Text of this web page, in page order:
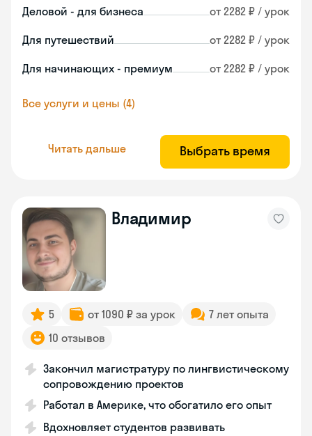
Деловой - для бизнеса от 2282 ₽ / урок
Для путешествий от 2282 ₽ / урок
Для начинающих - премиум от 2282 ₽ / урок
Все услуги и цены (4)
Читать дальше Выбрать время
Владимир
5 от 1090 ₽ за урок
7 лет опыта
10 отзывов
Закончил магистратуру по лингвистическому
сопровождению проектов
Работал в Америке, что обогатило его опыт
Вдохновляет студентов развивать